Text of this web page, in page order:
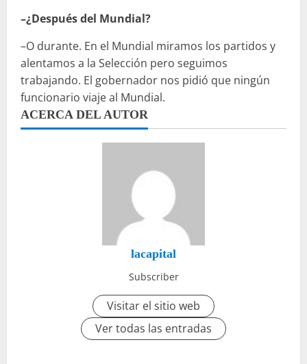
–¿Después del Mundial?
–O durante. En el Mundial miramos los partidos y
alentamos a la Selección pero seguimos
trabajando. El gobernador nos pidió que ningún
funcionario viaje al Mundial.
ACERCA DEL AUTOR
lacapital
Subscriber
Visitar el sitio web
Ver todas las entradas